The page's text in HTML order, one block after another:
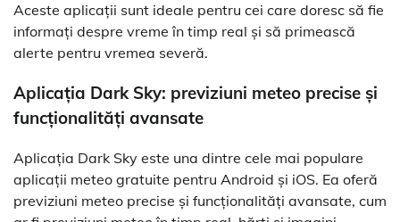
Aceste aplicații sunt ideale pentru cei care doresc să fie
informați despre vreme în timp real și să primească
alerte pentru vremea severă.
Aplicația Dark Sky: previziuni meteo precise și
funcționalități avansate
Aplicația Dark Sky este una dintre cele mai populare
aplicații meteo gratuite pentru Android și iOS. Ea oferă
previziuni meteo precise și funcționalități avansate, cum